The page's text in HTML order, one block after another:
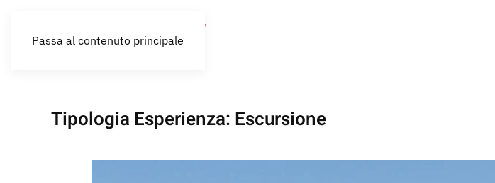
Passa al contenuto principale
Tipologia Esperienza: Escursione